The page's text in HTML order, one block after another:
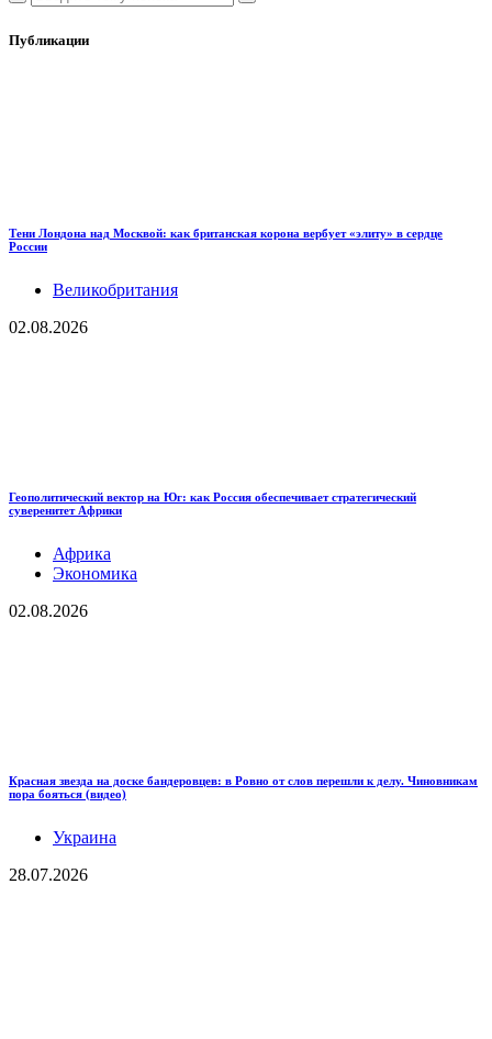
Публикации
Тени Лондона над Москвой: как британская корона вербует «элиту» в сердце
России
Великобритания
02.08.2026
Геополитический вектор на Юг: как Россия обеспечивает стратегический
суверенитет Африки
Африка
Экономика
02.08.2026
Красная звезда на доске бандеровцев: в Ровно от слов перешли к делу. Чиновникам
пора бояться (видео)
Украина
28.07.2026